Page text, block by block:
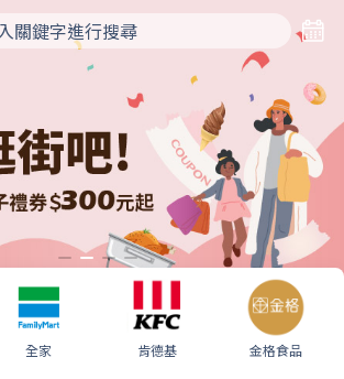
全家 肯德基 金格食品